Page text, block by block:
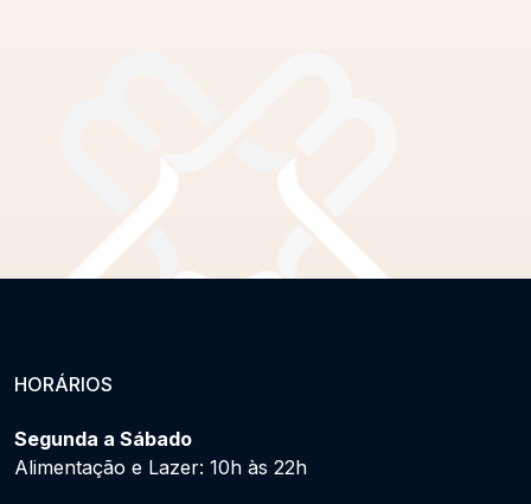
HORÁRIOS
Segunda a Sábado
Alimentação e Lazer: 10h às 22h